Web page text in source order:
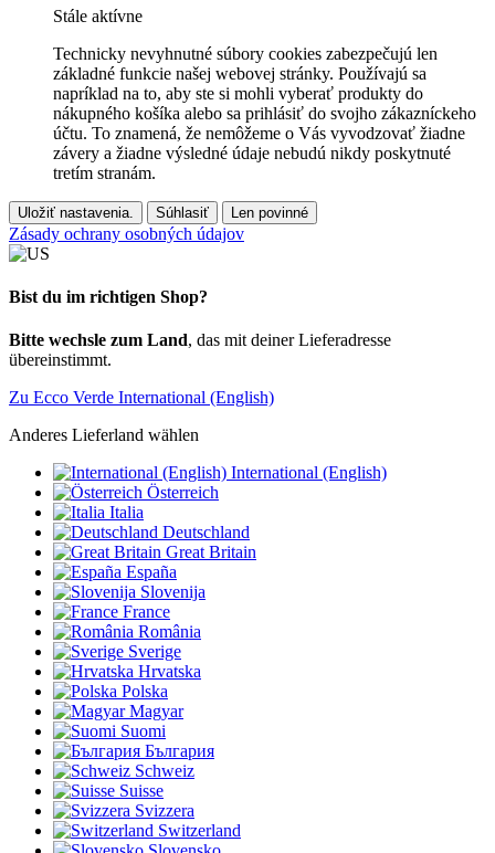
Stále aktívne
Technicky nevyhnutné súbory cookies zabezpečujú len
základné funkcie našej webovej stránky. Používajú sa
napríklad na to, aby ste si mohli vyberať produkty do
nákupného košíka alebo sa prihlásiť do svojho zákazníckeho
účtu. To znamená, že nemôžeme o Vás vyvodzovať žiadne
závery a žiadne výsledné údaje nebudú nikdy poskytnuté
tretím stranám.
Uložiť nastavenia. Súhlasiť Len povinné
Zásady ochrany osobných údajov
Bist du im richtigen Shop?
Bitte wechsle zum Land, das mit deiner Lieferadresse
übereinstimmt.
Zu Ecco Verde International (English)
Anderes Lieferland wählen
International (English)
Österreich
Italia
Deutschland
Great Britain
España
Slovenija
France
România
Sverige
Hrvatska
Polska
Magyar
Suomi
България
Schweiz
Suisse
Svizzera
Switzerland